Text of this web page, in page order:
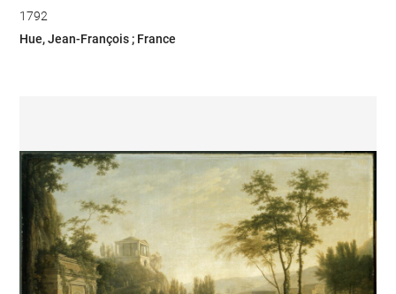
1792
Hue, Jean-François ; France